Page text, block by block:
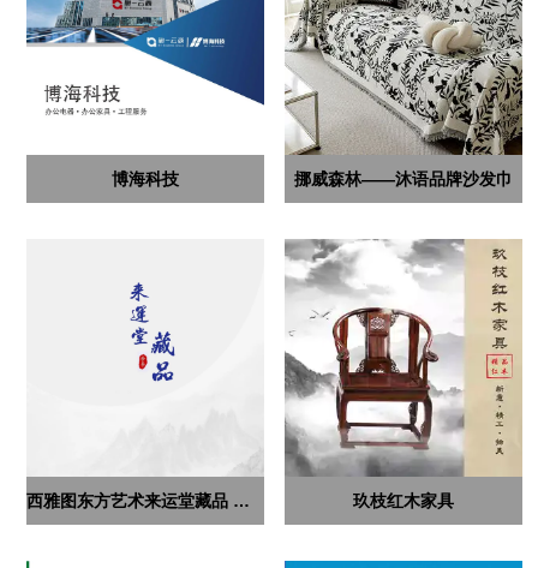
博海科技 挪威森林——沐语品牌沙发巾
西雅图东方艺术来运堂藏品 第二集 玖枝红木家具